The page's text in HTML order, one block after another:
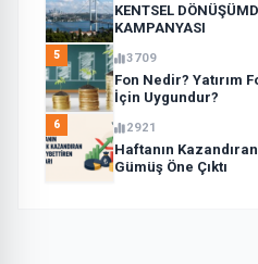
KENTSEL
KAMPANYASI
5 3709
Fon Nedir? Yatırım
İçin Uygundur?
6 2921
Haftanın
Gümüş Öne Çıktı